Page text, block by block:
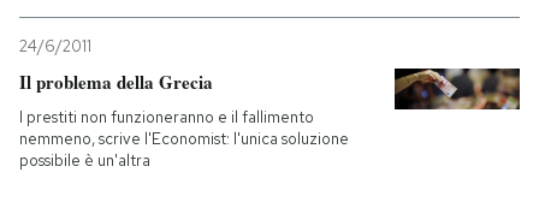
I MIEI PREFERITI
24/6/2011
Il problema della Grecia
I prestiti non funzioneranno e il fallimento
nemmeno, scrive l'Economist: l'unica soluzione
possibile è un'altra